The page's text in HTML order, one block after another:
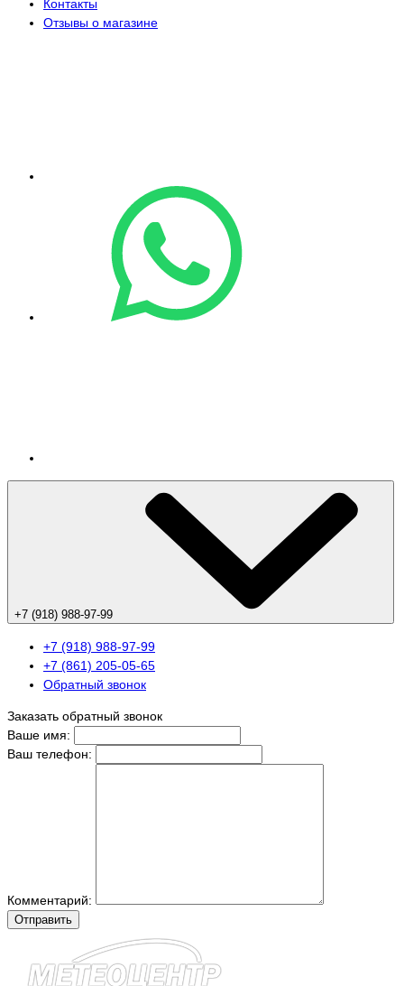
Контакты
Отзывы о магазине
+7 (918) 988-97-99
+7 (918) 988-97-99
+7 (861) 205-05-65
Обратный звонок
Заказать обратный звонок
Ваше имя:
Ваш телефон:
Комментарий:
Отправить